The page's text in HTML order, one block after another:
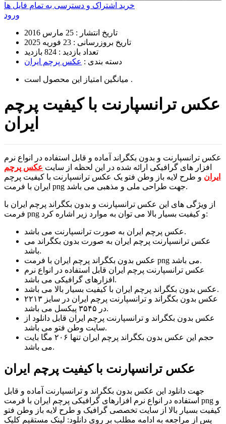
خرید اشتراک و دسترسی به تمام فایل ها
ورود
تاریخ انتشار : 25 مارس 2016
تاریخ بروزرسانی : 23 فوریه 2025
تعداد بازدید : 824 بازدید
دسته بندی : عکس پرچم ایران
میانگین امتیاز این محصول است .
عکس ترانسپارنت با کیفیت پرچم
ایران
عکس ترانسپارنت و بدون بکگراند آماده و قابل استفاده در انواع نرم
افزار های گرافیکی ارائه شده در این لحظه از سایت عکس پرچم
ایران و طرح لایه باز وطن فتو یک عکس ترانسپارنت با کیفیت پرچم
ایران با فرمت png جهت طراحی ملی و مذهبی می باشد.
از ویژگی های این عکس ترانسپارنت و بدون بکگراند پرچم ایران با
فرمت png و کیفیت بسیار بالا می توان به موارد زیر اشاره کرد:
عکس پرچم ایران به صورت ترانسپارنت می باشد.
عکس ترانسپارنت پرچم ایران به صورت بدون بکگراند می
باشد.
عکس بدون بکگراند پرچم ایران با فرمت png می باشد.
عکس ترانسپارنت پرچم ایران قابل استفاده در انواع نرم
افزارهای گرافیکی می باشد.
عکس بدون بکگراند پرچم ایران با کیفیت بسیار بالا می باشد.
عکس بدون بکگراند و ترانسپارنت پرچم ایران در سایز ۲۲۱۳
در ۳۵۴۵ پیکسل می باشد.
عکس بدون بکگراند و ترانسپارنت پرچم ایران قابل دانلود از
سایت وطن فتو می باشد.
حجم این عکس بدون بکگراند پرچم ایران تنها ۲۰۶ مگا بایت
می باشد.
عکس ترانسپارنت با کیفیت پرچم ایران
جهت دانلود این عکس بدون بکگراند و ترانسپارنت آماده و قابل
استفاده در انواع نرم افزارهای گرافیکی پرچم ایران با فرمت png و
کیفیت بسیار بالا از سایت تخصصی گرافیک و طرح لایه باز وطن فتو
پس از مراجعه به ادامه مطلب بر روی دانلود: لینک مستقیم کلیک